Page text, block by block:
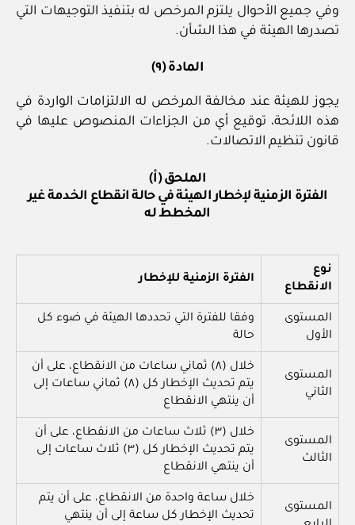
وفي جميع الأحوال يلتزم المرخص له بتنفيذ التوجيهات التي
تصدرها الهيئة في هذا الشأن.
المادة (٩)
يجوز للهيئة عند مخالفة المرخص له الالتزامات الواردة في
هذه اللائحة، توقيع أي من الجزاءات المنصوص عليها في
قانون تنظيم الاتصالات.
الملحق (أ)
الفترة الزمنية لإخطار الهيئة في حالة انقطاع الخدمة غير
المخطط له
نوع
الانقطاع
الفترة الزمنية للإخطار
المستوى
الأول
وفقا للفترة التي تحددها الهيئة في ضوء كل
حالة
المستوى
الثاني
خلال (٨) ثماني ساعات من الانقطاع، على أن
يتم تحديث الإخطار كل (٨) ثماني ساعات إلى
أن ينتهي الانقطاع
المستوى
الثالث
خلال (٣) ثلاث ساعات من الانقطاع، على أن
يتم تحديث الإخطار كل (٣) ثلاث ساعات إلى
أن ينتهي الانقطاع
المستوى
خلال ساعة واحدة من الانقطاع، على أن يتم
تحديث الإخطار كل ساعة إلى أن ينتهي